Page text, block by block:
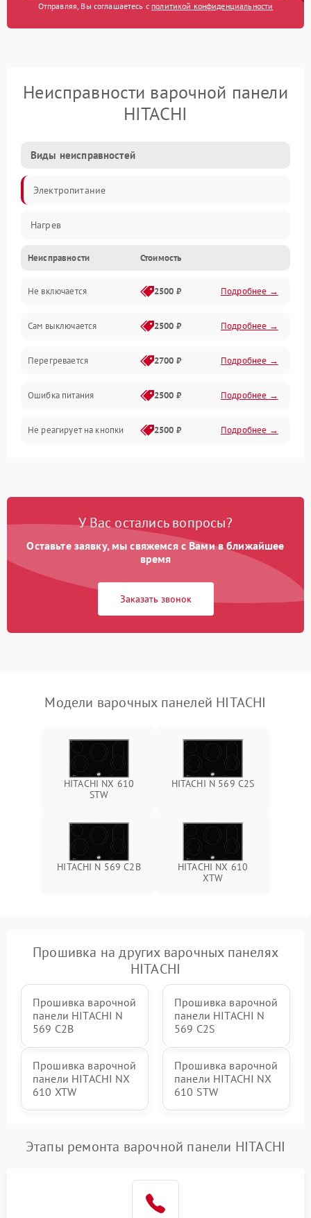
Отправляя, Вы соглашаетесь с политикой конфиденциальности
Неисправности варочной панели
HITACHI
Виды неисправностей
Электропитание
Нагрев
Неисправности Стоимость
Не включается 2500 ₽ Подробнее →
Сам выключается 2500 ₽ Подробнее →
Перегревается 2700 ₽ Подробнее →
Ошибка питания 2500 ₽ Подробнее →
Не реагирует на кнопки 2500 ₽ Подробнее →
У Вас остались вопросы?
Оставьте заявку, мы свяжемся с Вами в ближайшее
время
Заказать звонок
Модели варочных панелей HITACHI
HITACHI NX 610
STW
HITACHI N 569 C2S
HITACHI N 569 C2B
HITACHI NX 610
XTW
Прошивка на других варочных панелях
HITACHI
Прошивка варочной
панели HITACHI N
569 C2B
Прошивка варочной
панели HITACHI N
569 C2S
Прошивка варочной
панели HITACHI NX
610 XTW
Прошивка варочной
панели HITACHI NX
610 STW
Этапы ремонта варочной панели HITACHI